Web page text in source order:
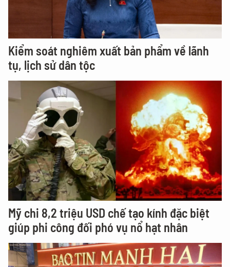
Kiểm soát nghiêm xuất bản phẩm về lãnh
tụ, lịch sử dân tộc
Mỹ chi 8,2 triệu USD chế tạo kính đặc biệt
giúp phi công đối phó vụ nổ hạt nhân